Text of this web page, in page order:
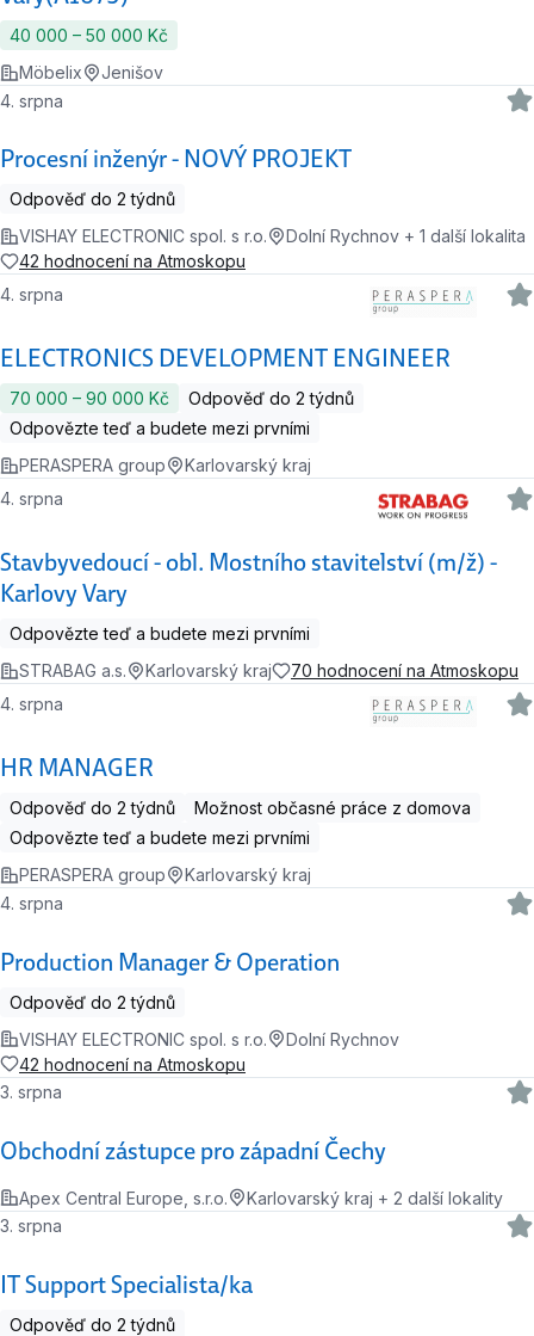
40 000 ‍–‍ 50 000 Kč
Möbelix
Jenišov
Procesní inženýr - NOVÝ PROJEKT
4. srpna
Odpověď do 2 týdnů
VISHAY ELECTRONIC spol. s r.o.
Dolní Rychnov + 1 další lokalita
42 hodnocení na Atmoskopu
ELECTRONICS DEVELOPMENT ENGINEER
4. srpna
70 000 ‍–‍ 90 000 Kč
Odpověď do 2 týdnů
Odpovězte teď a budete mezi prvními
PERASPERA group
Karlovarský kraj
Stavbyvedoucí - obl. Mostního stavitelství (m/ž) -
Karlovy Vary
4. srpna
Odpovězte teď a budete mezi prvními
STRABAG a.s.
Karlovarský kraj 70 hodnocení na Atmoskopu
HR MANAGER
4. srpna
Odpověď do 2 týdnů
Možnost občasné práce z domova
Odpovězte teď a budete mezi prvními
PERASPERA group
Karlovarský kraj
Production Manager & Operation
4. srpna
Odpověď do 2 týdnů
VISHAY ELECTRONIC spol. s r.o.
Dolní Rychnov
42 hodnocení na Atmoskopu
Obchodní zástupce pro západní Čechy
3. srpna
Apex Central Europe, s.r.o. Karlovarský kraj + 2 další lokality
IT Support Specialista/ka
3. srpna
Odpověď do 2 týdnů